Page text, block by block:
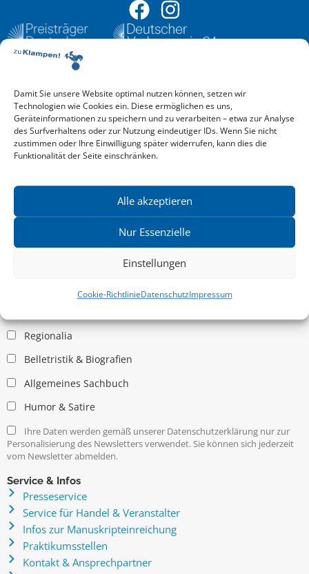
Damit Sie unsere Website optimal nutzen können, setzen wir
Technologien wie Cookies ein. Diese ermöglichen es uns,
Geräteinformationen zu speichern und zu verarbeiten – etwa zur Analyse
des Surfverhaltens oder zur Nutzung eindeutiger IDs. Wenn Sie nicht
zustimmen oder Ihre Einwilligung später widerrufen, kann dies die
Funktionalität der Seite einschränken.
Alle akzeptieren
Nur Essenzielle
Einstellungen
Cookie-RichtlinieDatenschutzImpressum
Aktuelle Vorschau
Entdecken Sie das aktuelle zu-Klampen!-Verlagsprogramm.
Hier finden Sie die Verlagsvorschau – einfach direkt online
reinlesen oder herunterladen.
Download: Vorschau zu Klampen! Herbst 2026
Mehr aktuelle Vorschauen ansehen
News zu aktuellen Neuheiten und Nachrichten im zu Klampen!
Verlag – jederzeit wieder abbestellbar.
Kritische Theorie / Philosophie
Regionalia
Belletristik & Biografien
Allgemeines Sachbuch
Humor & Satire
Ihre Daten werden gemäß unserer Datenschutzerklärung nur zur
Personalisierung des Newsletters verwendet. Sie können sich jederzeit
vom Newsletter abmelden.
Service & Infos
Presseservice
Service für Handel & Veranstalter
Infos zur Manuskripteinreichung
Praktikumsstellen
Kontakt & Ansprechpartner